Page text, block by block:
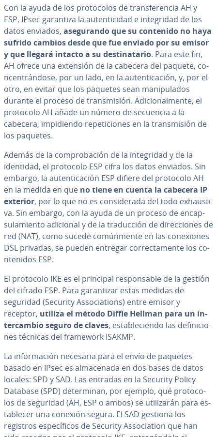
Con la ayuda de los pro­to­co­los de tra­n­s­fe­re­n­cia AH y
ESP, IPsec garantiza la au­te­n­ti­ci­dad e in­te­gri­dad de los
datos enviados, ase­gu­ra­n­do que su contenido no haya
sufrido cambios desde que fue enviado por su emisor
y que llegará intacto a su de­s­ti­na­ta­rio. Para este fin,
AH ofrece una extensión de la cabecera del paquete, co­
n­ce­n­trá­n­do­se, por un lado, en la au­te­n­ti­ca­ción, y, por el
otro, en evitar que los paquetes sean ma­ni­pu­la­dos
durante el proceso de tra­n­s­mi­sión. Adi­cio­na­l­me­n­te, el
protocolo AH añade un número de secuencia a la
cabecera, im­pi­die­n­do re­pe­ti­cio­nes en la tra­n­s­mi­sión de
los paquetes.
Además de la co­m­pro­ba­ción de la in­te­gri­dad y de la
identidad, el protocolo ESP cifra los datos enviados. Sin
embargo, la au­te­n­ti­ca­ción ESP difiere del protocolo AH
en la medida en que no tiene en cuenta la cabecera IP
exterior, por lo que no es co­n­si­de­ra­da del todo exhau­s­ti­
va. Sin embargo, con la ayuda de un proceso de en­ca­p­
su­la­mie­n­to adicional y de la tra­du­c­ción de di­re­c­cio­nes de
red (NAT), como sucede co­mú­n­me­n­te en las co­ne­xio­nes
DSL privadas, se pueden entregar co­rre­c­ta­me­n­te los co­
n­te­ni­dos ESP.
El protocolo IKE es el principal re­s­po­n­sa­ble de la gestión
del cifrado ESP. Para ga­ra­n­ti­zar estas medidas de
seguridad (Security As­so­cia­tio­ns) entre emisor y
receptor, utiliza el método Diffie Hellman para un in­
te­r­ca­m­bio seguro de claves, es­ta­ble­cie­n­do las de­fi­ni­cio­
nes técnicas del framework ISAKMP.
La in­fo­r­ma­ción necesaria para el envío de paquetes
basado en IPsec es al­ma­ce­na­da en dos bases de datos
locales: SPD y SAD. Las entradas en la Security Policy
Database (SPD) de­te­r­mi­nan, por ejemplo, qué pro­to­co­
los de seguridad (AH, ESP o ambos) se uti­li­za­rán para es­
ta­ble­cer una conexión segura. El SAD gestiona los
registros es­pe­cí­fi­cos de Security As­so­cia­tion que han